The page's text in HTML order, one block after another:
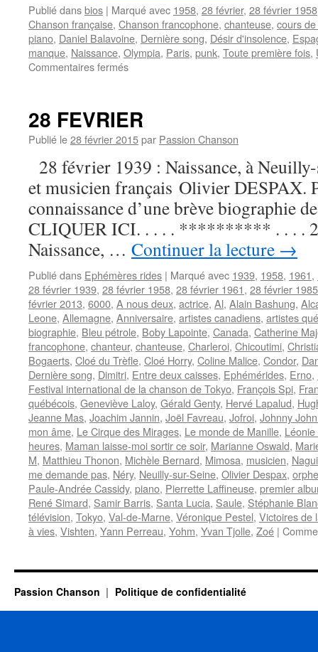
Publié dansbios | Marqué avec 1958, 28 février, 28 février 1958
Chanson française, Chanson francophone, chanteuse, cours
piano, Daniel Balavoine, Dernière song, Désir d'insolence,
manque, Naissance, Olympia, Paris, punk, Toute première fois,
Commentaires ferméssur
28 FEVRIER
Publié le28 février 2015par Passion Chanson
28 février 1939 : Naissance, à
et musicien français Olivier DESPAX.
connaissance d’une brève biographie
CLIQUER ICI. . . . . ********** . . . .
Naissance, … Continuer la lecture →
Publié dans Ephémères rides | Marqué avec 1939, 1958, 1961,
28 février 1939, 28 février 1958, 28 février 1961, 28 février 1985
février 2013, 6000, A nous deux, actrice, Al, Alain Bashung,
Leone, Allemagne, Anniversaire, artistes canadiens, artistes
biographie, Bleu pétrole, Boby Lapointe, Canada, Catherine
francophone, chanteur, chanteuse, Charleroi, Chicoutimi,
Bogaerts, Cloé du Trèfle, Cloé Horry, Coline Malice, Condor,
Dernière song, Dimitri, Entre deux caisses, Ephémérides, Erno,
Festival international de la chanson de Tokyo, François Spi,
québécois, Geneviève Laloy, Gérald Genty, Hervé Lapalud,
Jeanne Mas, Joachim Jannin, Joël Favreau, Jofroi, Johnny
mon âme, Le Cirque des Mirages, Le monde de Manille,
heures, Maman laisse-moi sortir ce soir, Marianne Oswald,
M, Matthieu Thonon, Michèle Bernard, Mimosa, musicien, Nagui
me demande pas, Néry, Neuilly-sur-Seine, Olivier Despax,
Paule-Andrée Cassidy, piano, Pierrette Laffineuse, premier
René Simard, Samir Barris, Santa Lucia, Saule, Stéphanie
télévision, Tokyo, Val-de-Marne, Véronique Pestel, Victoires de
à vies, Vishten, Yann Perreau, Yohm, Yvan Tjolle, Zoé |
Passion Chanson Politique de confidentialité